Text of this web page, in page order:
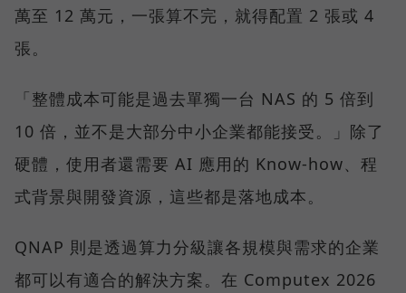
萬至 12 萬元，一張算不完，就得配置 2 張或 4
張。
「整體成本可能是過去單獨一台 NAS 的 5 倍到
10 倍，並不是大部分中小企業都能接受。」除了
硬體，使用者還需要 AI 應用的 Know-how、程
式背景與開發資源，這些都是落地成本。
QNAP 則是透過算力分級讓各規模與需求的企業
都可以有適合的解決方案。在 Computex 2026